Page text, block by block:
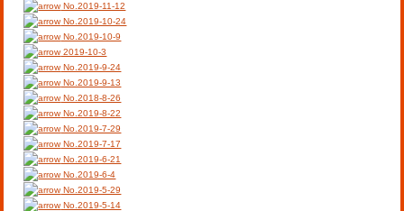
No.2019-11-12
No.2019-10-24
No.2019-10-9
2019-10-3
No.2019-9-24
No.2019-9-13
No.2018-8-26
No.2019-8-22
No.2019-7-29
No.2019-7-17
No.2019-6-21
No.2019-6-4
No.2019-5-29
No.2019-5-14